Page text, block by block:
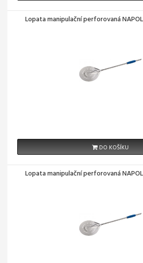
Lopata manipulační perforovaná
DO KOŠÍKU
Lopata manipulační perforovaná